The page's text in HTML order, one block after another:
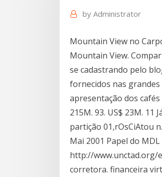
by Administrator
Mountain View no
Mountain View.
se cadastrando pelo
fornecidos nas
apresentação dos
215M. 93. US$ 23M.
partição 01,rOsCiAtou
Mai 2001 Papel do
http://www.unctad.org/
corretora. financeira